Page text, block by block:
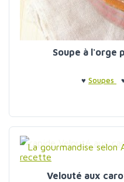
Soupe à l'orge
♥ Soupes
La gourmandise selon
Velouté aux